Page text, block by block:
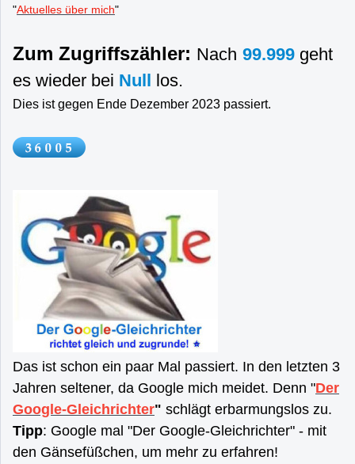
"Aktuelles über mich"
Zum Zugriffszähler: Nach 99.999 geht
es wieder bei Null los.
Dies ist gegen Ende Dezember 2023 passiert.
Das ist schon ein paar Mal passiert. In den letzten 3
Jahren seltener, da Google mich meidet. Denn "Der
Google-Gleichrichter" schlägt erbarmungslos zu.
Tipp: Google mal "Der Google-Gleichrichter" - mit
den Gänsefüßchen, um mehr zu erfahren!